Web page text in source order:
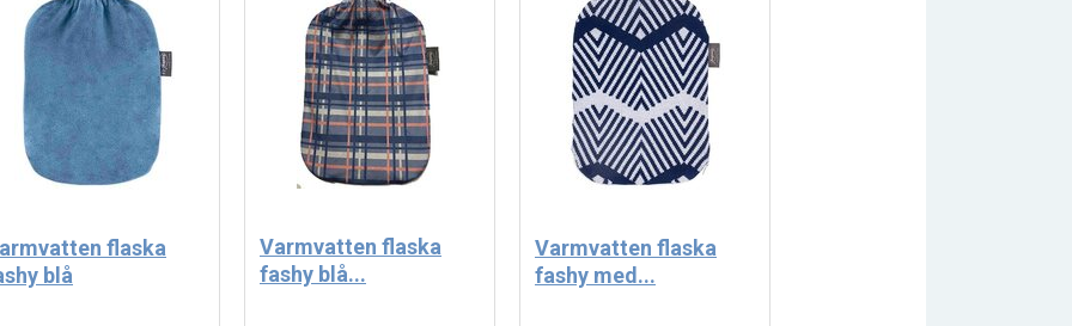
flaska
blå
Varmvatten flaska
fashy blå...
Varmvatten flaska
fashy med...